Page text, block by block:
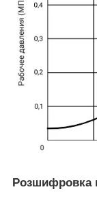
Розшифровка